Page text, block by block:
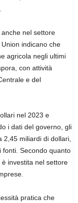
nel settore
indicano che
agricola negli ultimi
con attività
e del
nel 2023 e
i dati del governo, gli
2,45 miliardi di dollari,
fonti. Secondo quanto
investita nel settore
pratica che